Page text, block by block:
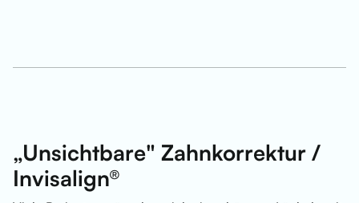
„Unsichtbare" Zahnkorrektur /
Invisalign®